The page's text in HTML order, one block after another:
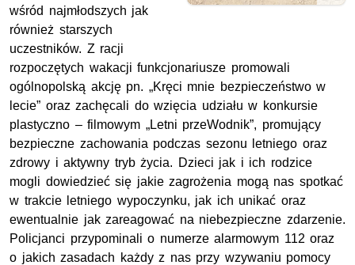
wśród najmłodszych jak
również starszych
uczestników. Z racji
rozpoczętych wakacji funkcjonariusze promowali
ogólnopolską akcję pn. „Kręci mnie bezpieczeństwo w
lecie” oraz zachęcali do wzięcia udziału w konkursie
plastyczno – filmowym „Letni przeWodnik”, promujący
bezpieczne zachowania podczas sezonu letniego oraz
zdrowy i aktywny tryb życia. Dzieci jak i ich rodzice
mogli dowiedzieć się jakie zagrożenia mogą nas spotkać
w trakcie letniego wypoczynku, jak ich unikać oraz
ewentualnie jak zareagować na niebezpieczne zdarzenie.
Policjanci przypominali o numerze alarmowym 112 oraz
o jakich zasadach każdy z nas przy wzywaniu pomocy